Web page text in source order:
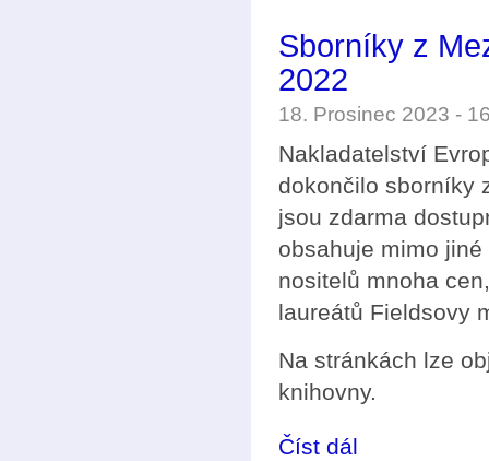
Sborníky z
2022
18. Prosinec 2023 -
Nakladatelství
dokončilo sborníky
jsou zdarma
obsahuje mimo
nositelů mnoha
laureátů Fieldsovy
Na stránkách lze
knihovny.
Číst dál